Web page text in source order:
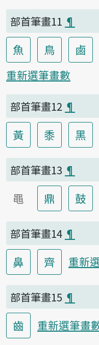
部首筆畫11 ¶
魚 鳥 鹵
重新選筆畫數
部首筆畫12 ¶
黃 黍 黑
部首筆畫13 ¶
黽 鼎 鼓
部首筆畫14 ¶
鼻 齊 重新
部首筆畫15 ¶
齒 重新選筆畫